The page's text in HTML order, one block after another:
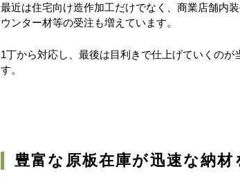
最近は住宅向け造作加工だけでなく、商業店舗内
ウンター材等の受注も増えています。
1丁から対応し、最後は目利きで仕上げていくのが
す。
豊富な原板在庫が迅速な納材